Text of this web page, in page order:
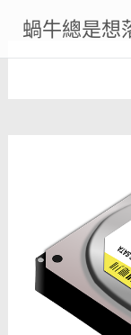
content
蝸牛總是想